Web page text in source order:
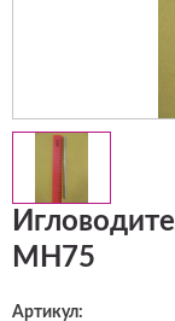
MH75
Артикул: